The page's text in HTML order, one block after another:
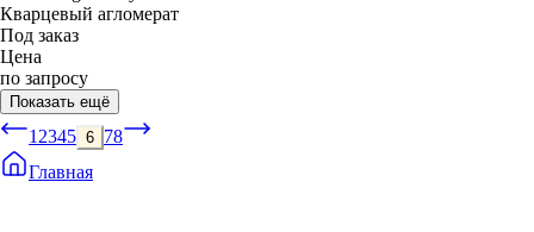
Кварцевый агломерат
Под заказ
Цена
по запросу
Показать ещё
1 2345 6 78
Главная